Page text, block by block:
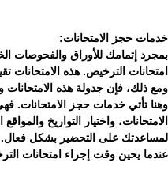
خدمات حجز الامتحانات:
بمجرد إتمامك للأوراق والفحوصات
امتحانات الترخيص. هذه
ومع ذلك، فإن جدولة هذه
وهنا تأتي خدمات حجز الامتحانات.
الامتحانات، واختيار التواريخ
لمساعدتك على التحضير بشكل
عندما يحين وقت إجراء امتحانات